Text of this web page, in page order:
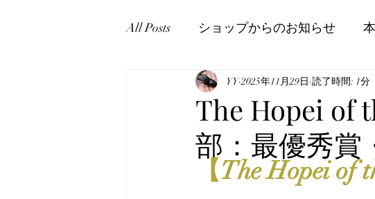
All Posts ショップからのお知らせ
表記について マニュアル・飼育方法
真・みんなのホペイ みんなの自己
The Hopei of
部：最優秀賞
YY 2025年11月29日 読了時間: 1分
【The Hopei of